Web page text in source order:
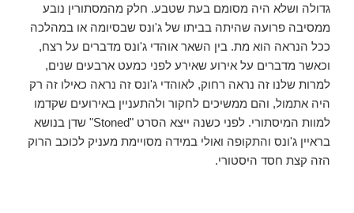
גדולה ושלא היה מסומם בעת שטבע. חלק מהמסתורין נובע
ממסיבה פרועה שהיתה בביתו של ג'ונס שבסיומה או במהלכה
ככל הנראה הוא מת. בין השאר אוהדי ג'ונס מדברים על רצח,
וכאשר מדברים על אירוע שאירע לפני כמעט ארבעים שנים,
למרות שלנו זה נראה רחוק, לאוהדי ג'ונס זה נראה כאילו זה רק
היה אתמול, והם ממשיכים לחקור ולהתעניין באירועים שקדמו
למוות המיסתורי. לפני כשנה ייצא הסרט "Stoned" שדן בנושא
בראיין ג'ונס והתקופה ואולי במידה מסויימת מעניק לכוכב הרוק
הזה קצת חסד היסטורי.